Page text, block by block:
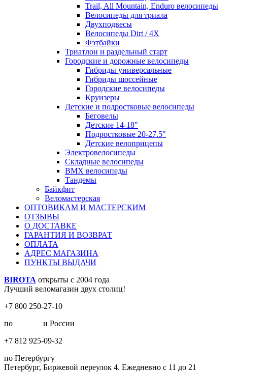
Trail, All Mountain, Enduro велосипеды
Велосипеды для триала
Двухподвесы
Велосипеды Dirt / 4X
Фэтбайки
Триатлон и раздельный старт
Городские и дорожные велосипеды
Гибриды универсальные
Гибриды шоссейные
Городские велосипеды
Круизеры
Детские и подростковые велосипеды
Беговелы
Детские 14-18"
Подростковые 20-27.5"
Детские велоприцепы
Электровелосипеды
Складные велосипеды
BMX велосипеды
Тандемы
Байкфит
Веломастерская
ОПТОВИКАМ И МАСТЕРСКИМ
ОТЗЫВЫ
О ДОСТАВКЕ
ГАРАНТИЯ И ВОЗВРАТ
ОПЛАТА
АДРЕС МАГАЗИНА
ПУНКТЫ ВЫДАЧИ
BIROTA открыты с 2004 года
Лучший веломагазин двух столиц!
+7 800 250-27-10
по
и России
+7 812 925-09-32
по Петербургу
Петербург, Биржевой переулок 4. Ежедневно с 11 до 21